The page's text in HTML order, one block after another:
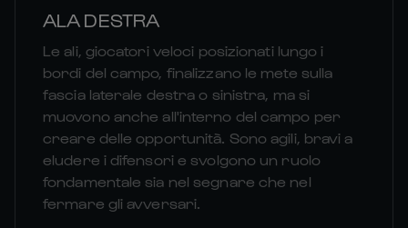
ALA DESTRA
Le ali, giocatori veloci posizionati lungo i
bordi del campo, finalizzano le mete sulla
fascia laterale destra o sinistra, ma si
muovono anche all'interno del campo per
creare delle opportunità. Sono agili, bravi a
eludere i difensori e svolgono un ruolo
fondamentale sia nel segnare che nel
fermare gli avversari.